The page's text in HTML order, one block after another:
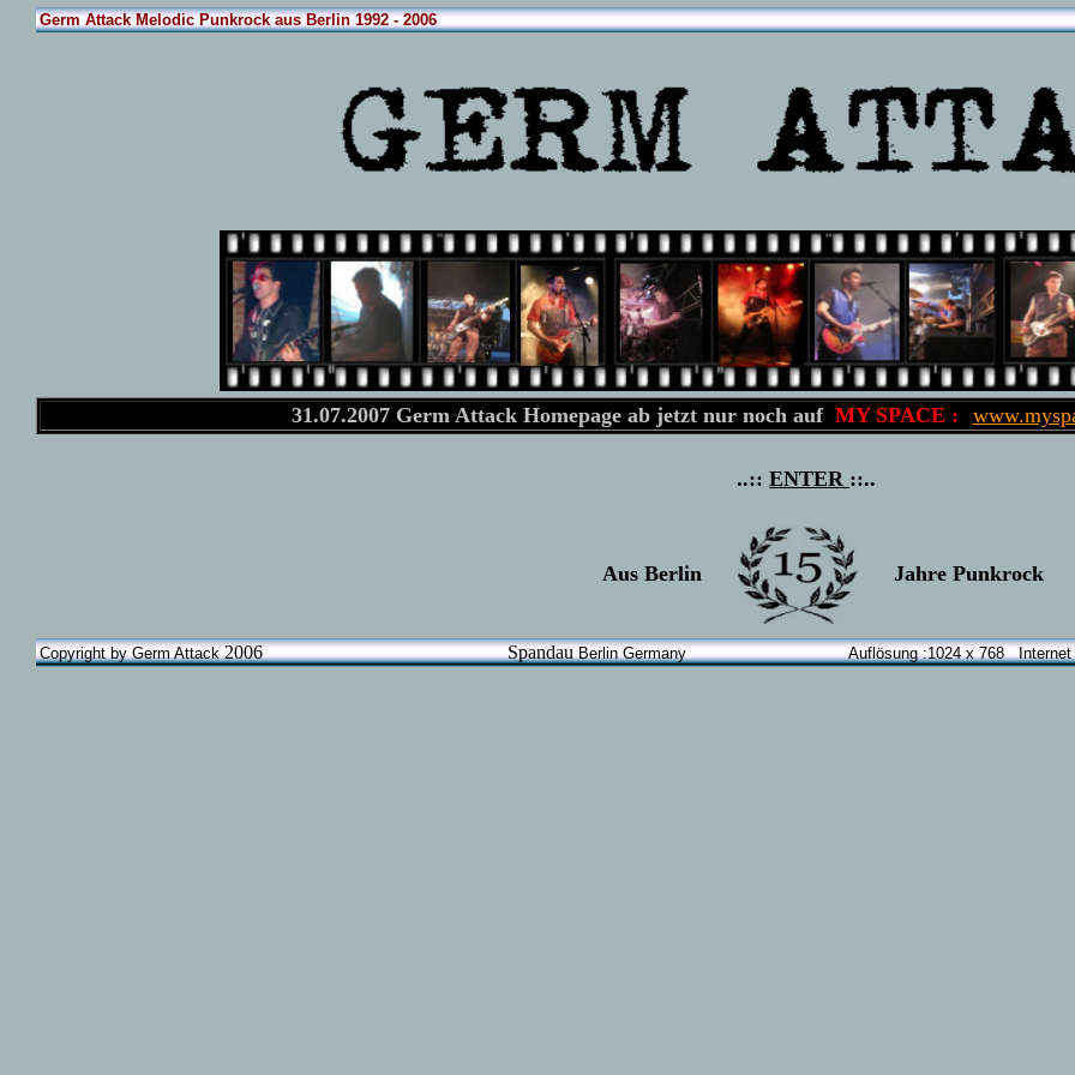
Germ Attack Melodic Punkrock aus Berlin 1992 - 2006
31.07.2007 Germ Attack Homepage ab jetzt nur noch auf MY SPACE :
..:: ENTER ::..
Aus Berlin Jahre Punkrock
Copyright by Germ Attack2006 SpandauBerlin Germany Auflösung :1024 x 768 Internet